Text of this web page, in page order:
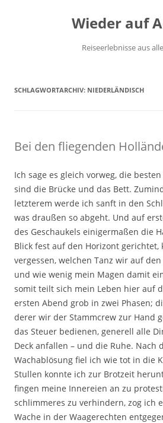
Wieder auf
Reiseerlebnisse aus
SCHLAGWORTARCHIV: NIEDERLÄNDISCH
Bei den fliegenden
Ich sage es gleich vorweg, die
sind die Brücke und das Bett.
letzterem werde ich sanft in den
was draußen so abgeht. Und auf
des Geschaukels einigermaßen die
Blick fest auf den Horizont
vergessen, welchen Tanz wir auf
und wie wenig mein Magen damit
somit teilt sich mein Leben hier auf
ersten Abend grob in zwei Phasen;
derer wir der Stammcrew zur Hand
das Steuer bedienen, generell alle
Deck anfallen – und die Ruhe. Nach
Wachablösung fiel ich wie tot in die
Stullen konnte ich zur Brotzeit
fingen meine Innereien an zu
schlimmeres zu verhindern, zog ich
Wache in der Waagerechten